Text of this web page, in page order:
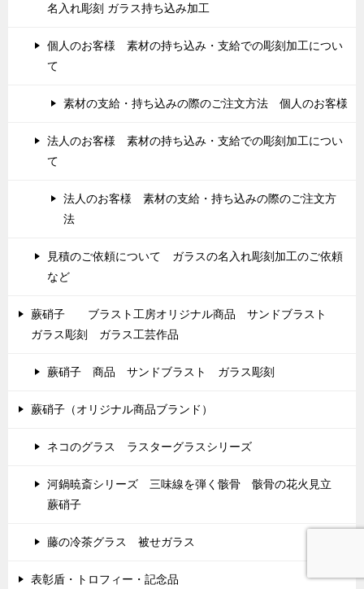
名入れ彫刻 ガラス持ち込み加工
個人のお客様 素材の持ち込み・支給での彫刻加工につい
て
素材の支給・持ち込みの際のご注文方法 個人のお客様
法人のお客様 素材の持ち込み・支給での彫刻加工につい
て
法人のお客様 素材の支給・持ち込みの際のご注文方
法
見積のご依頼について ガラスの名入れ彫刻加工のご依頼
など
蕨硝子 ブラスト工房オリジナル商品 サンドブラスト
ガラス彫刻 ガラス工芸作品
蕨硝子 商品 サンドブラスト ガラス彫刻
蕨硝子（オリジナル商品ブランド）
ネコのグラス ラスターグラスシリーズ
河鍋暁斎シリーズ 三味線を弾く骸骨 骸骨の花火見立
蕨硝子
藤の冷茶グラス 被せガラス
表彰盾・トロフィー・記念品